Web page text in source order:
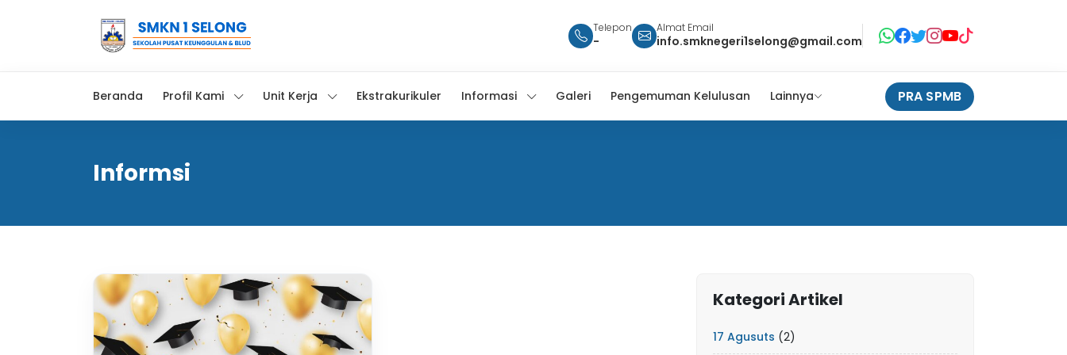
Telepon
-
Almat Email
info.smknegeri1selong@gmail.com
Beranda Profil Kami Unit Kerja Ekstrakurikuler Informasi Galeri Pengemuman Kelulusan Lainnya PRA SPMB
Informsi
Kategori Artikel
17 Agusuts (2)